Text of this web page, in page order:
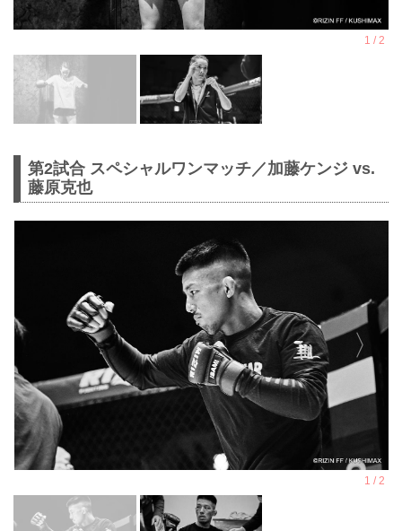
第2試合 スペシャルワンマッチ／加藤ケンジ vs.
藤原克也